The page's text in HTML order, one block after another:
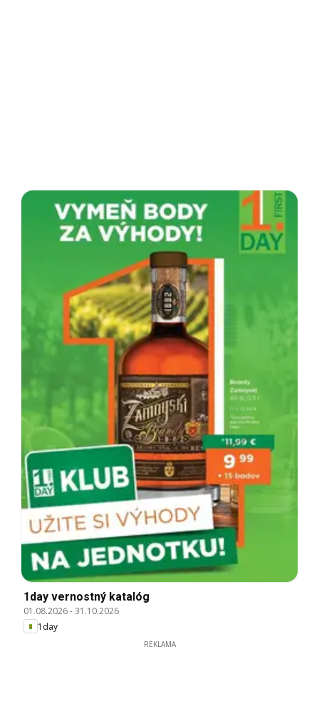
1day vernostný katalóg
01.08.2026-31.10.2026
1day
REKLAMA